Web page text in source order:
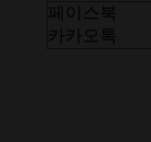
페이스북
카카오톡